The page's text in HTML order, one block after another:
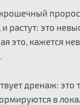
растут: это
это, кажется
дренаж:
в